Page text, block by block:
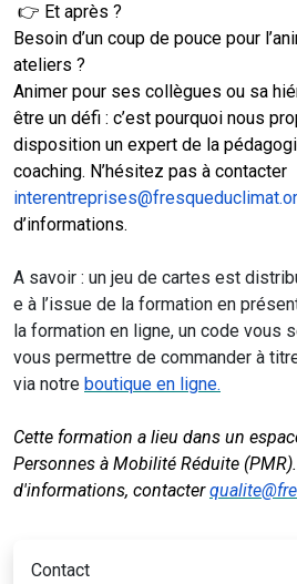
👉 Et après ?
Besoin d’un coup de pouce pour
ateliers ?
Animer pour ses collègues ou sa
être un défi : c’est pourquoi nous
disposition un expert de la
coaching. N’hésitez pas à contacter
d’informations.
A savoir : un jeu de cartes est
e à l’issue de la formation en
la formation en ligne, un code vous
vous permettre de commander à
via notre boutique en ligne.
Cette formation a lieu dans un
Personnes à Mobilité Réduite
d'informations, contacter
Contact